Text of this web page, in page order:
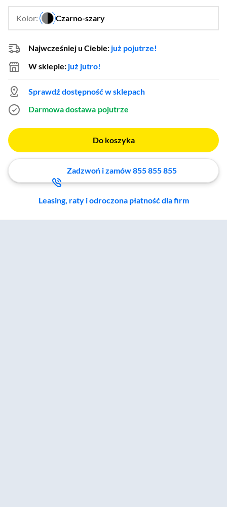
Kolor: Czarno-szary
…
Najwcześniej u Ciebie: już pojutrze!
W sklepie: już jutro!
Sprawdź dostępność w sklepach
Darmowa dostawa pojutrze
Do koszyka
Zadzwoń i zamów 855 855 855
Leasing, raty i odroczona płatność dla firm